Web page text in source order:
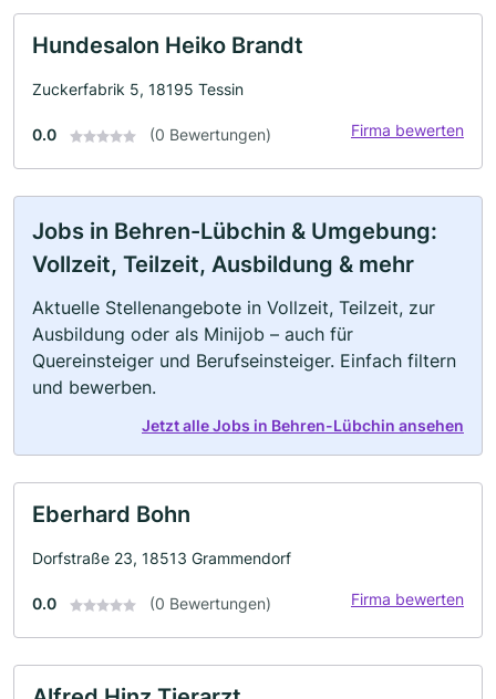
Hundesalon Heiko Brandt
Zuckerfabrik 5, 18195 Tessin
0.0 (0 Bewertungen) Firma bewerten
Jobs in Behren-Lübchin & Umgebung:
Vollzeit, Teilzeit, Ausbildung & mehr
Aktuelle Stellenangebote in Vollzeit, Teilzeit, zur
Ausbildung oder als Minijob – auch für
Quereinsteiger und Berufseinsteiger. Einfach filtern
und bewerben.
Jetzt alle Jobs in Behren-Lübchin ansehen
Eberhard Bohn
Dorfstraße 23, 18513 Grammendorf
0.0 (0 Bewertungen) Firma bewerten